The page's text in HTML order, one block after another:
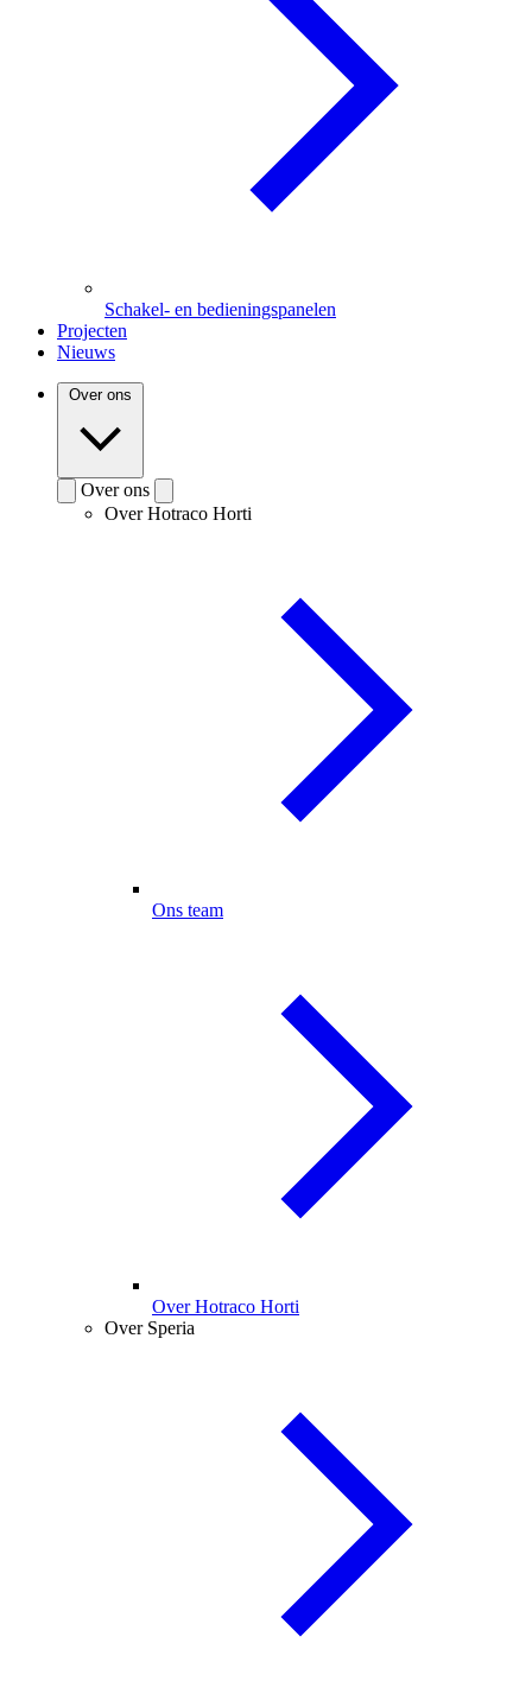
Schakel- en bedieningspanelen
Projecten
Nieuws
Over ons
Over ons
Over Hotraco Horti
Ons team
Over Hotraco Horti
Over Speria